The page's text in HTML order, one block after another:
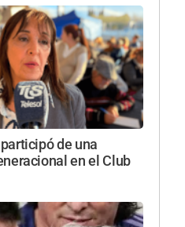
de una
en el Club